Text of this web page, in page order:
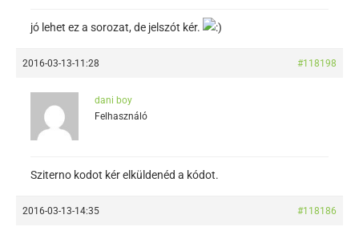
jó lehet ez a sorozat, de jelszót kér.
2016-03-13-11:28 #118198
dani boy
Felhasználó
Sziterno kodot kér elküldenéd a kódot.
2016-03-13-14:35 #118186